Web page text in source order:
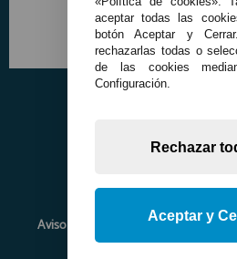
Aviso Legal Política de Privacidad
Envíos y Devoluciones
aceptar todas las
botón Aceptar y
rechazarlas todas o
de las cookies
Configuración.
Rechazar
Aceptar y